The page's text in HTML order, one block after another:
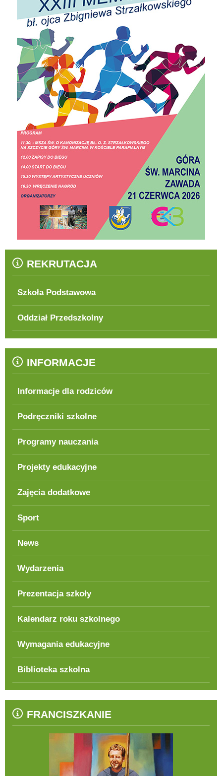
REKRUTACJA
Szkoła Podstawowa
Oddział Przedszkolny
INFORMACJE
Informacje dla rodziców
Podręczniki szkolne
Programy nauczania
Projekty edukacyjne
Zajęcia dodatkowe
Sport
News
Wydarzenia
Prezentacja szkoły
Kalendarz roku szkolnego
Wymagania edukacyjne
Biblioteka szkolna
FRANCISZKANIE